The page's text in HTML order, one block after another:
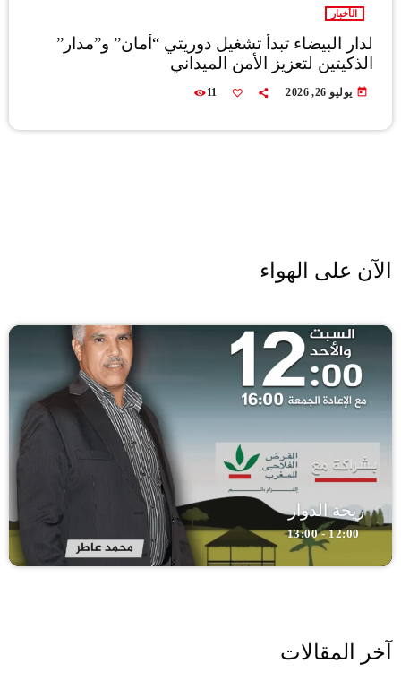
الأخبار
لدار البيضاء تبدأ تشغيل دوريتي “أمان” و”مدار”
الذكيتين لتعزيز الأمن الميداني
today يوليو 26, 2026 11
الآن على الهواء
ريحة الدوار
12:00 - 13:00
آخر المقالات